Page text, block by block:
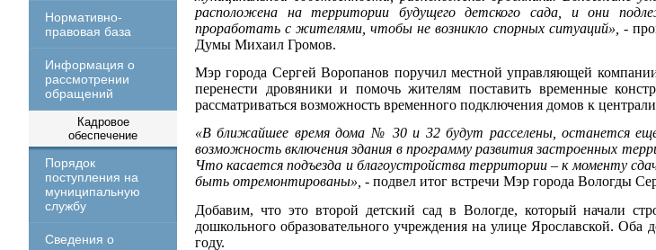
Нормативно-
правовая база
Информация о
рассмотрении
обращений
Кадровое
обеспечение
Порядок
поступления на
муниципальную
службу
Сведения о
расположена на территории будущего детского сада, и они
проработать с жителями, чтобы не возникло спорных ситуаций», -
Думы Михаил Громов.
Мэр города Сергей Воропанов поручил местной управляющей
перенести дровяники и помочь жителям поставить временные
рассматриваться возможность временного подключения домов к
«В ближайшее время дома № 30 и 32 будут расселены, останется
возможность включения здания в программу развития застроенных
Что касается подъезда и благоустройства территории – к моменту
быть отремонтированы», - подвел итог встречи Мэр города Вологды
Добавим, что это второй детский сад в Вологде, который начали
дошкольного образовательного учреждения на улице Ярославской.
году.